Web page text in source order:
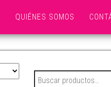
QUIÉNES SOMOS
Buscar por: